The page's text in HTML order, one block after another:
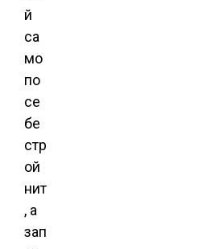
й
са
мо
по
се
бе
стр
ой
нит
, а
зап